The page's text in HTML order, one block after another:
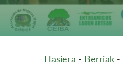
Hasiera - Berriak -